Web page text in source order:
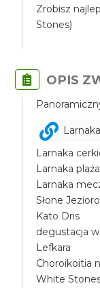
Zrobisz
Stones)
OPIS
Larnaka
Larnaka
Larnaka
Larnaka
Słone Jezioro
Kato Dris
degustacja
Lefkara
Choroikoitia
White